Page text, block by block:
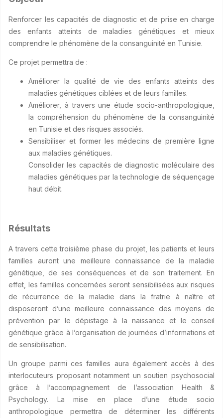
Renforcer les capacités de diagnostic et de prise en charge
des enfants atteints de maladies génétiques et mieux
comprendre le phénomène de la consanguinité en Tunisie.
Ce projet permettra de :
Améliorer la qualité de vie des enfants atteints des
maladies génétiques ciblées et de leurs familles.
Améliorer, à travers une étude socio-anthropologique,
la compréhension du phénomène de la consanguinité
en Tunisie et des risques associés.
Sensibiliser et former les médecins de première ligne
aux maladies génétiques.
Consolider les capacités de diagnostic moléculaire des
maladies génétiques par la technologie de séquençage
haut débit.
Résultats
A travers cette troisième phase du projet, les patients et leurs
familles auront une meilleure connaissance de la maladie
génétique, de ses conséquences et de son traitement. En
effet, les familles concernées seront sensibilisées aux risques
de récurrence de la maladie dans la fratrie à naître et
disposeront d’une meilleure connaissance des moyens de
prévention par le dépistage à la naissance et le conseil
génétique grâce à l’organisation de journées d’informations et
de sensibilisation.
Un groupe parmi ces familles aura également accès à des
interlocuteurs proposant notamment un soutien psychosocial
grâce à l’accompagnement de l’association Health &
Psychology. La mise en place d’une étude socio
anthropologique permettra de déterminer les différents